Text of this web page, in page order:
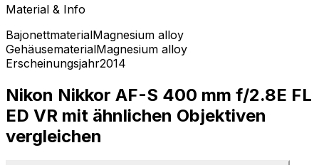
Material & Info
BajonettmaterialMagnesium alloy
GehäusematerialMagnesium alloy
Erscheinungsjahr2014
Nikon Nikkor AF-S 400 mm f/2.8E FL
ED VR mit ähnlichen Objektiven
vergleichen